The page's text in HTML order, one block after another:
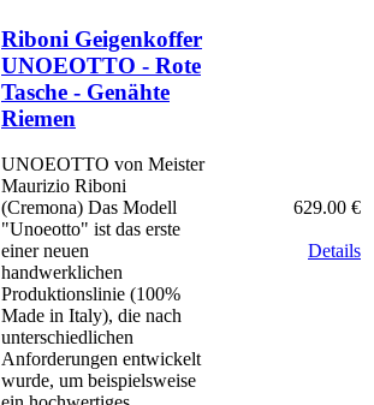
Riboni Geigenkoffer
UNOEOTTO - Rote
Tasche - Genähte
Riemen
UNOEOTTO von Meister
Maurizio Riboni
(Cremona) Das Modell
"Unoeotto" ist das erste
einer neuen
handwerklichen
Produktionslinie (100%
Made in Italy), die nach
unterschiedlichen
Anforderungen entwickelt
wurde, um beispielsweise
629.00 €
Details